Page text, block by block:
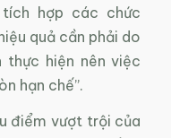
hợp các chức
quả cần phải do
thực hiện nên việc
hạn chế”.
điểm vượt trội của